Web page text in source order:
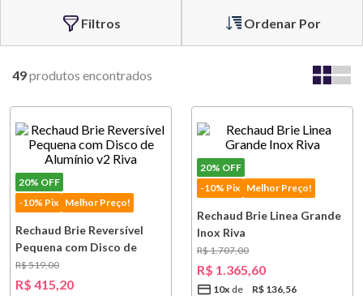
Ordenar Por
49produtos
20% OFF
-10% Pix Melhor Preço!
Rechaud Brie Reversível
Pequena com Disco de
Alumínio v2 Riva
R$519,00
R$ 415,20
20% OFF
-10% Pix Melhor Preço!
Rechaud Brie Linea Grande
Inox Riva
R$1.707,00
R$ 1.365,60
10x R$ 136,56